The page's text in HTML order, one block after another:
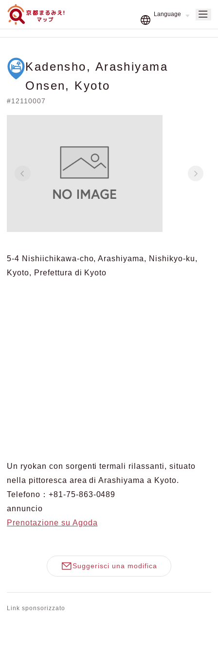
Kadensho, Arashiyama
Onsen, Kyoto
#12110007
5-4 Nishiichikawa-cho, Arashiyama, Nishikyo-ku,
Kyoto, Prefettura di Kyoto
Un ryokan con sorgenti termali rilassanti, situato
nella pittoresca area di Arashiyama a Kyoto.
Telefono：+81-75-863-0489
annuncio
Prenotazione su Agoda
Suggerisci una modifica
Link sponsorizzato